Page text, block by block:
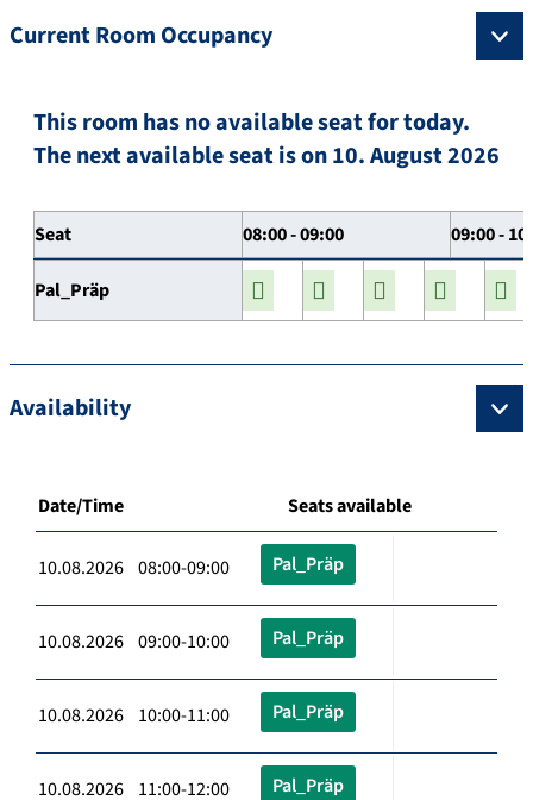
Current Room Occupancy
This room has no available seat for today.
The next available seat is on 10. August 2026
Seat 08:00 - 09:00 09:00 -
Pal_Präp
Availability
Date/Time Seats available
10.08.2026 08:00-09:00 Pal_Präp
10.08.2026 09:00-10:00 Pal_Präp
10.08.2026 10:00-11:00 Pal_Präp
10.08.2026 11:00-12:00 Pal_Präp